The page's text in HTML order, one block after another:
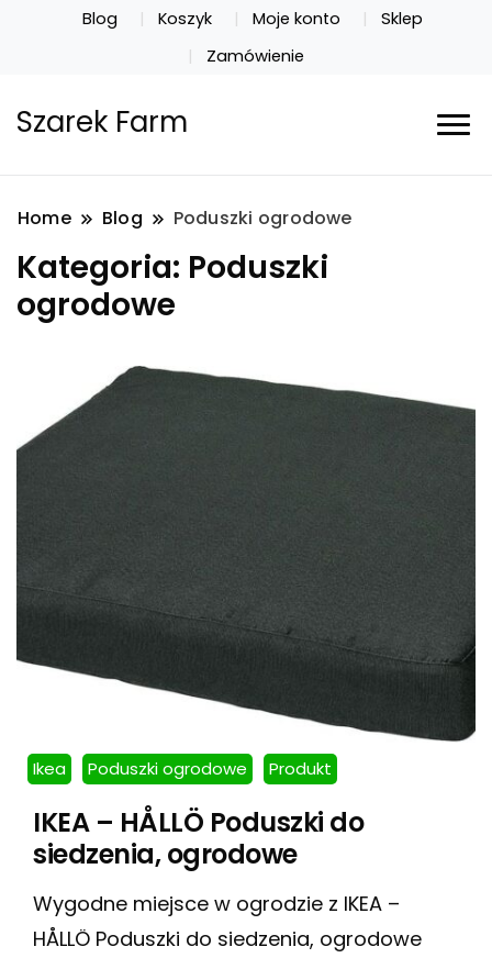
Blog Koszyk Moje konto
Sklep
Zamówienie
Szarek Farm
Home Blog Poduszki ogrodowe
Kategoria: Poduszki
ogrodowe
Ikea Poduszki ogrodowe Produkt
IKEA – HÅLLÖ Poduszki do
siedzenia, ogrodowe
Wygodne miejsce w ogrodzie z IKEA –
HÅLLÖ Poduszki do siedzenia, ogrodowe